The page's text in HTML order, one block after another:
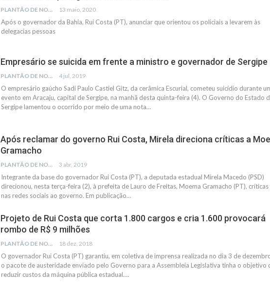
PLANTÃO DE NOTÍCIAS 13 maio, 2020
Após o governador da Bahia, Rui Costa (PT), anunciar que orientou os policiais a levarem às
delegacias pessoas
Empresário se suicida em frente a ministro e governador de Sergipe
PLANTÃO DE NOTÍCIAS 4 jul, 2019
O empresário gaúcho Sadi Paulo Castiel Gitz, da cerâmica Escurial, cometeu suicídio durante
evento em Aracaju, capital de Sergipe, na manhã desta quinta-feira (4). O Governo do Estado
Sergipe lamentou o ocorrido por meio de uma nota…
Após reclamar do governo Rui Costa, Mirela direciona críticas a
Gramacho
PLANTÃO DE NOTÍCIAS 3 abr, 2019
Integrante da base do governador Rui Costa (PT), a deputada estadual Mirela Macedo (PSD)
direcionou, nesta terça-feira (2), à prefeita de Lauro de Freitas, Moema Gramacho (PT),
nas redes sociais ao governo. Em publicação…
Projeto de Rui Costa que corta 1.800 cargos e cria 1.600 provocará
rombo de R$ 9 milhões
PLANTÃO DE NOTÍCIAS 18 dez, 2018
O governador Rui Costa (PT) garantiu, em coletiva de imprensa realizada no dia 3 de
o pacote de austeridade enviado pelo Governo para a Assembleia Legislativa tinha o objetivo
reduzir custos da máquina pública estadual.…